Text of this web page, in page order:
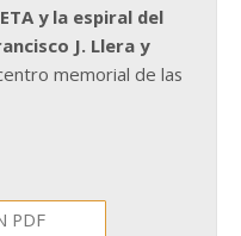
ETA y la espiral del
J. Llera y
memorial de las
PDF